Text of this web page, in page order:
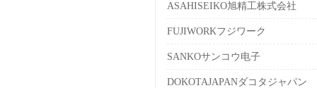
ASAHISEIKO旭精工株式会社
FUJIWORKフジワーク
SANKOサンコウ电子
DOKOTAJAPANダコタジャパン